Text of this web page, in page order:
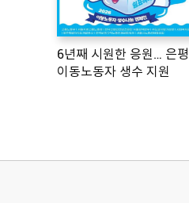
6년째 시원한 응원… 은
이동노동자 생수 지원